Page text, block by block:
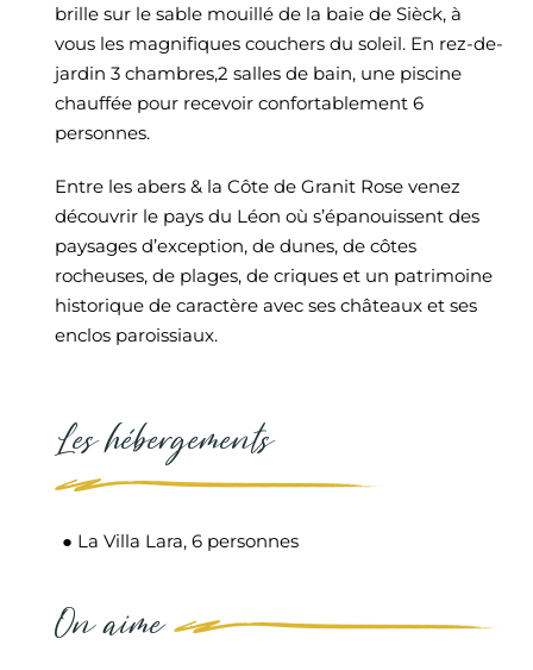
brille sur le sable mouillé de la baie de Sièck, à
vous les magnifiques couchers du soleil. En rez-de-
jardin 3 chambres,2 salles de bain, une piscine
chauffée pour recevoir confortablement 6
personnes.
Entre les abers & la Côte de Granit Rose venez
découvrir le pays du Léon où s’épanouissent des
paysages d’exception, de dunes, de côtes
rocheuses, de plages, de criques et un patrimoine
historique de caractère avec ses châteaux et ses
enclos paroissiaux.
Les hébergements
● La Villa Lara, 6 personnes
On aime